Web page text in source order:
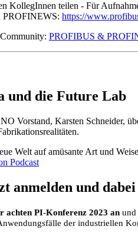
KollegInnen teilen - Für
PROFINEWS: https://
PROFIBUS &
und die Future Lab
Vorstand, Karsten Schneider,
Welt auf amüsante Art und
Podcast
anmelden und dabei
achten PI-Konferenz 2023 an und
der industriellen